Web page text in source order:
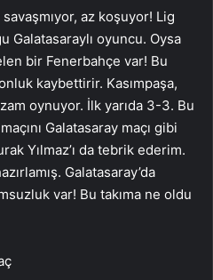
az koşuyor! Lig
Galatasaraylı oyuncu. Oysa
bir Fenerbahçe var! Bu
kaybettirir. Kasımpaşa,
oynuyor. İlk yarıda 3-3. Bu
Galatasaray maçı gibi
Yılmaz’ı da tebrik ederim.
Galatasaray’da
var! Bu takıma ne oldu